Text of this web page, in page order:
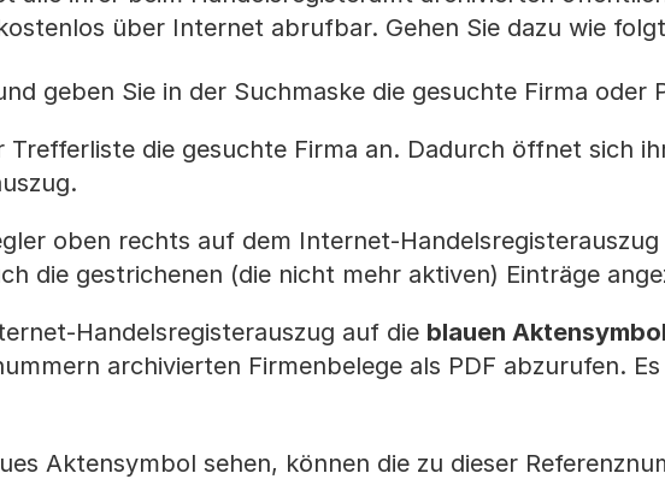
über Internet abrufbar. Gehen Sie dazu wie
geben Sie in der Suchmaske die gesuchte Firma oder
Trefferliste die gesuchte Firma an. Dadurch öffnet sich
oben rechts auf dem Internet-Handelsregisterauszug
die gestrichenen (die nicht mehr aktiven) Einträge
Handelsregisterauszug auf die blauen
archivierten Firmenbelege als PDF abzurufen.
Aktensymbol sehen, können die zu dieser